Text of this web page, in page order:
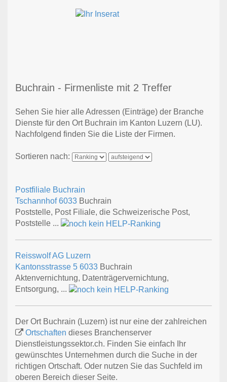
Buchrain - Firmenliste mit 2 Treffer
Sehen Sie hier alle Adressen (Einträge) der Branche
Dienste für den Ort Buchrain im Kanton Luzern (LU).
Nachfolgend finden Sie die Liste der Firmen.
Sortieren nach:
Postfiliale Buchrain
Tschannhof6033 Buchrain
Poststelle, Post Filiale, die Schweizerische Post,
Poststelle ...
Reisswolf AG Luzern
Kantonsstrasse 5 6033 Buchrain
Aktenvernichtung, Datenträgervernichtung,
Entsorgung, ...
Der Ort Buchrain (Luzern) ist nur eine der zahlreichen
Ortschaften dieses Branchenserver
Dienstleistungssektor.ch. Finden Sie einfach Ihr
gewünschtes Unternehmen durch die Suche in der
richtigen Ortschaft. Oder nutzen Sie das Suchfeld im
oberen Bereich dieser Seite.